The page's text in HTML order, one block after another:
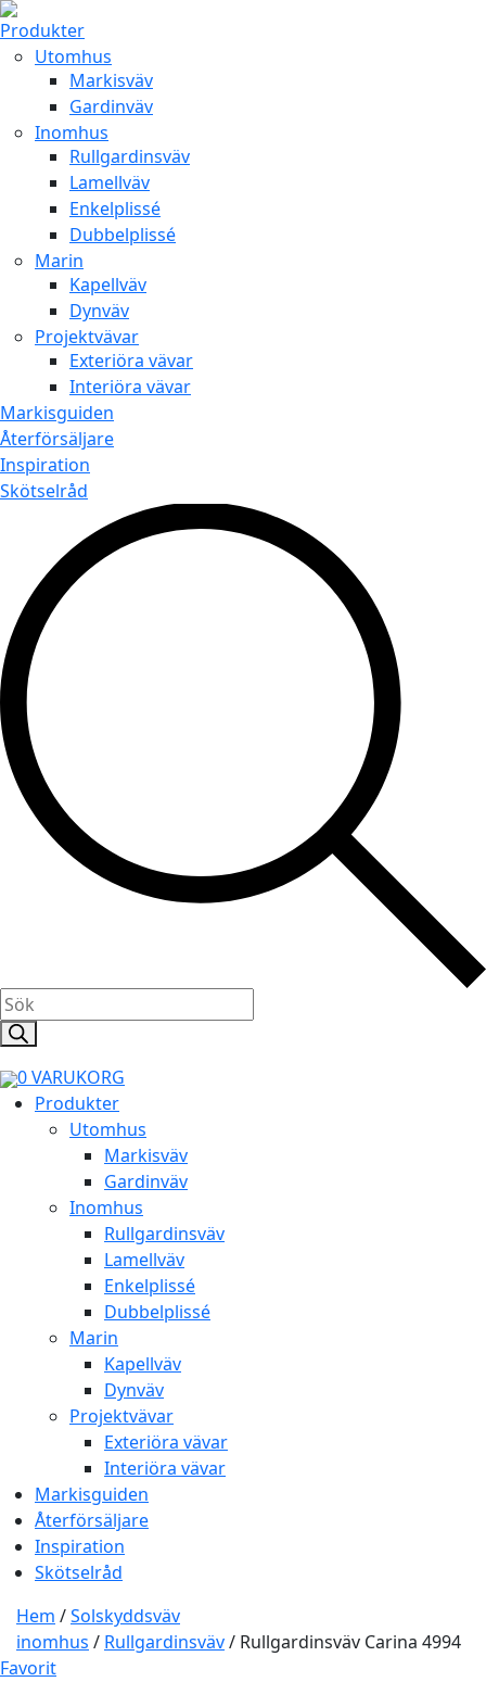
Produkter
Utomhus
Markisväv
Gardinväv
Inomhus
Rullgardinsväv
Lamellväv
Enkelplissé
Dubbelplissé
Marin
Kapellväv
Dynväv
Projektvävar
Exteriöra vävar
Interiöra vävar
Markisguiden
Återförsäljare
Inspiration
Skötselråd
Products
search
0VARUKORG
Produkter
Utomhus
Markisväv
Gardinväv
Inomhus
Rullgardinsväv
Lamellväv
Enkelplissé
Dubbelplissé
Marin
Kapellväv
Dynväv
Projektvävar
Exteriöra vävar
Interiöra vävar
Markisguiden
Återförsäljare
Inspiration
Skötselråd
Hem /Solskyddsväv
inomhus / Rullgardinsväv/ Rullgardinsväv Carina 4994
Favorit